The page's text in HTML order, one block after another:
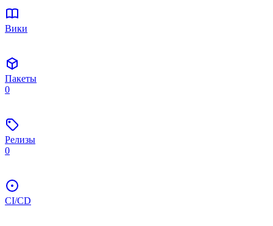
Вики
Пакеты
0
Релизы
0
CI/CD